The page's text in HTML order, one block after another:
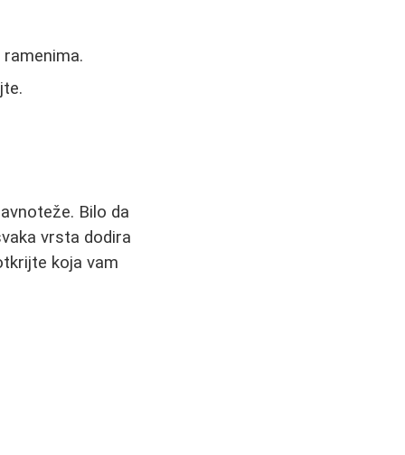
Bilo da
vrsta dodira
koja vam